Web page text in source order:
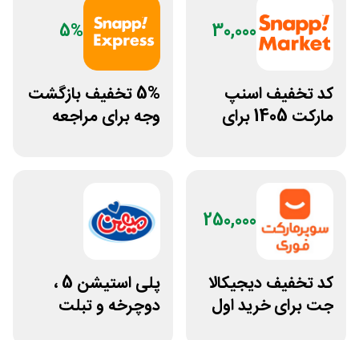
30,000
کد تخفیف اسنپ
مارکت 1405 برای
5%
5% تخفیف بازگشت
وجه برای مراجعه
250,000
کد تخفیف دیجیکالا
جت برای خرید اول
پلی استیشن 5 ،
دوچرخه و تبلت